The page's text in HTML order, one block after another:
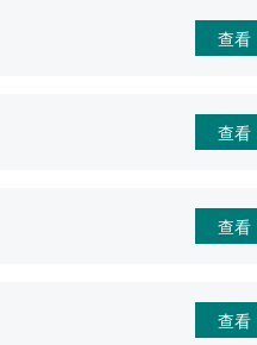
查看
查看
查看
查看